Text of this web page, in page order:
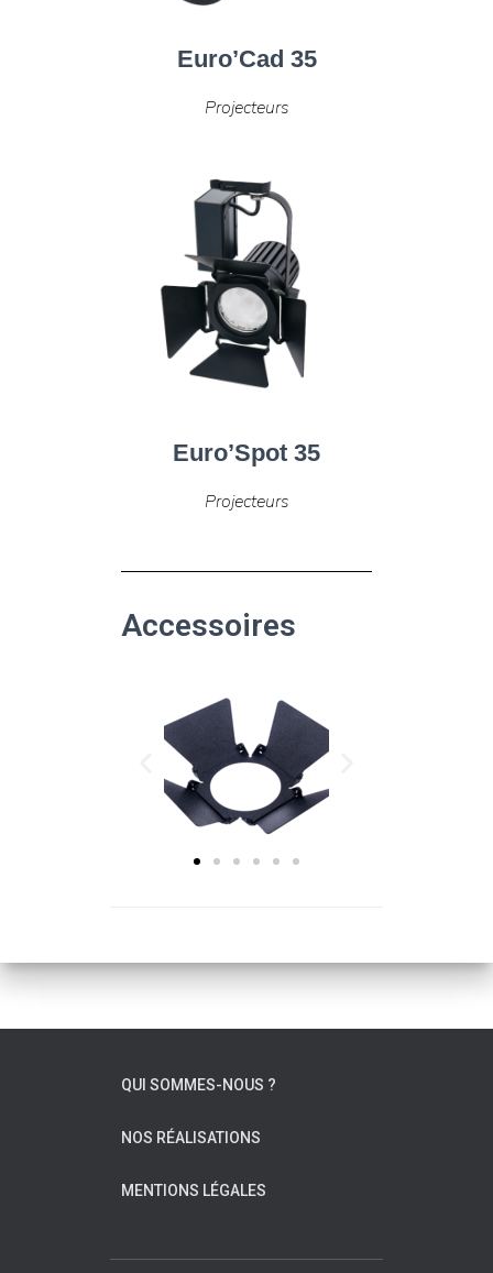
Euro’Cad 35
Projecteurs
Euro’Spot 35
Projecteurs
Accessoires
QUI SOMMES-NOUS ?
NOS RÉALISATIONS
MENTIONS LÉGALES